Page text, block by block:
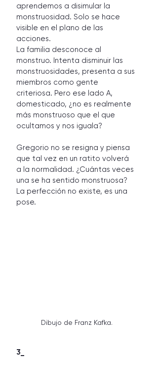
aprendemos a disimular la
monstruosidad. Solo se hace
visible en el plano de las
acciones.
La familia desconoce al
monstruo. Intenta disminuir las
monstruosidades, presenta a sus
miembros como gente
criteriosa. Pero ese lado A,
domesticado, ¿no es realmente
más monstruoso que el que
ocultamos y nos iguala?
Gregorio no se resigna y piensa
que tal vez en un ratito volverá
a la normalidad. ¿Cuántas veces
una se ha sentido monstruosa?
La perfección no existe, es una
pose.
Dibujo de Franz Kafka.
3_